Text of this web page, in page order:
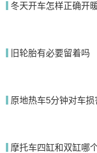
冬天开车怎样正确开
旧轮胎有必要留着吗
原地热车5分钟对车损
摩托车四缸和双缸哪